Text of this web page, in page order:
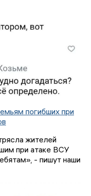
погибших при
жителей
при атаке ВСУ
- пишут наши